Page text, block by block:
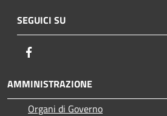
SEGUICI SU
AMMINISTRAZIONE
Organi di Governo